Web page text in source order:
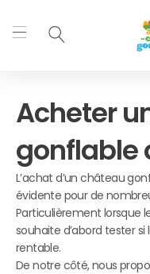
contenu
Acheter
gonflable
L’achat d’un château
évidente pour de
Particulièrement lorsque
souhaite d’abord tester
rentable.
De notre côté, nous